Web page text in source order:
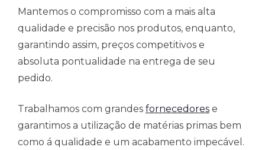
Mantemos o compromisso com a mais alta
qualidade e precisão nos produtos, enquanto,
garantindo assim, preços competitivos e
absoluta pontualidade na entrega de seu
pedido.
Trabalhamos com grandes fornecedores e
garantimos a utilização de matérias primas bem
como á qualidade e um acabamento impecável.